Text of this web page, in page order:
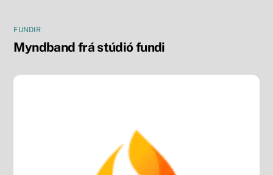
FUNDIR
Myndband frá stúdió fundi